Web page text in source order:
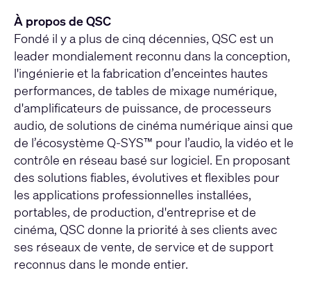
À propos de QSC
Fondé il y a plus de cinq décennies, QSC est un
leader mondialement reconnu dans la conception,
l'ingénierie et la fabrication d’enceintes hautes
performances, de tables de mixage numérique,
d'amplificateurs de puissance, de processeurs
audio, de solutions de cinéma numérique ainsi que
de l’écosystème Q-SYS™ pour l’audio, la vidéo et le
contrôle en réseau basé sur logiciel. En proposant
des solutions fiables, évolutives et flexibles pour
les applications professionnelles installées,
portables, de production, d'entreprise et de
cinéma, QSC donne la priorité à ses clients avec
ses réseaux de vente, de service et de support
reconnus dans le monde entier.